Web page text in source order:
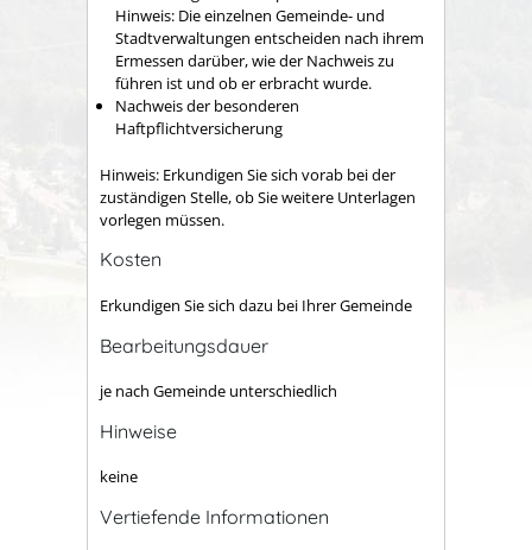
Hinweis: Die einzelnen Gemeinde- und
Stadtverwaltungen entscheiden nach ihrem
Ermessen darüber, wie der Nachweis zu
führen ist und ob er erbracht wurde.
Nachweis der besonderen
Haftpflichtversicherung
Hinweis: Erkundigen Sie sich vorab bei der
zuständigen Stelle, ob Sie weitere Unterlagen
vorlegen müssen.
Kosten
Erkundigen Sie sich dazu bei Ihrer Gemeinde
Bearbeitungsdauer
je nach Gemeinde unterschiedlich
Hinweise
keine
Vertiefende Informationen